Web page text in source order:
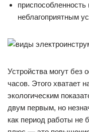
неблагоприятным
Устройства могут без
часов. Этого хватает
экологическим
двум первым, но
как период работы не